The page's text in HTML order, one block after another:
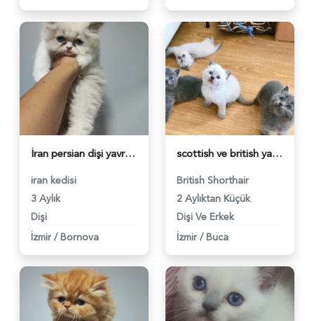
İran persian dişi yavruları - 5955
iran kedisi
3 Aylık
Dişi
İzmir / Bornova
scottish ve british yavrular sahiplerini bekliyor - 5957
British Shorthair
2 Aylıktan Küçük
Dişi Ve Erkek
İzmir / Buca